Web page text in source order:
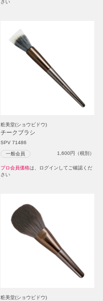
さい
粧美堂(ショウビドウ)
チークブラシ
SPV 71486
一般会員 1,600円（税別）
プロ会員価格は、ログインしてご確認くだ
さい
粧美堂(ショウビドウ)